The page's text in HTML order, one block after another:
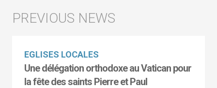
EGLISES LOCALES
Une délégation orthodoxe au Vatican pour
la fête des saints Pierre et Paul